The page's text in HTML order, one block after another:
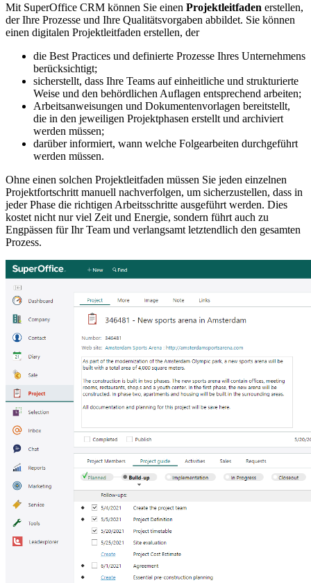
Mit SuperOffice CRM können Sie einen Projektleitfaden erstellen,
der Ihre Prozesse und Ihre Qualitätsvorgaben abbildet. Sie können
einen digitalen Projektleitfaden erstellen, der
die Best Practices und definierte Prozesse Ihres Unternehmens
berücksichtigt;
sicherstellt, dass Ihre Teams auf einheitliche und strukturierte
Weise und den behördlichen Auflagen entsprechend arbeiten;
Arbeitsanweisungen und Dokumentenvorlagen bereitstellt,
die in den jeweiligen Projektphasen erstellt und archiviert
werden müssen;
darüber informiert, wann welche Folgearbeiten durchgeführt
werden müssen.
Ohne einen solchen Projektleitfaden müssen Sie jeden einzelnen
Projektfortschritt manuell nachverfolgen, um sicherzustellen, dass in
jeder Phase die richtigen Arbeitsschritte ausgeführt werden. Dies
kostet nicht nur viel Zeit und Energie, sondern führt auch zu
Engpässen für Ihr Team und verlangsamt letztendlich den gesamten
Prozess.